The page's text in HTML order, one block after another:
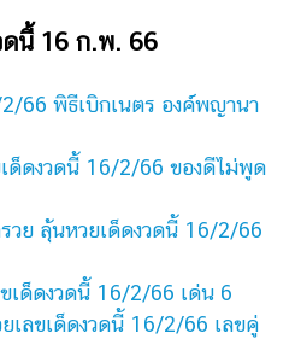
ดนี้ 16 ก.พ. 66
66 พิธีเบิกเนตร องค์พญานา
ด็ดงวดนี้ 16/2/66 ของดีไม่พูด
วย ลุ้นหวยเด็ดงวดนี้ 16/2/66
เด็ดงวดนี้ 16/2/66 เด่น 6
เลขเด็ดงวดนี้ 16/2/66 เลขคู่